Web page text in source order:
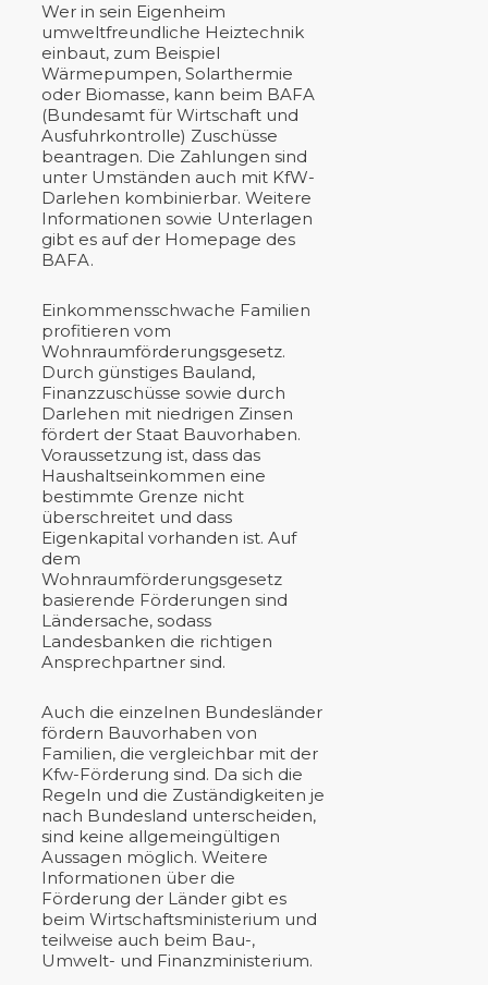
Wer in sein Eigenheim
umweltfreundliche Heiztechnik
einbaut, zum Beispiel
Wärmepumpen, Solarthermie
oder Biomasse, kann beim BAFA
(Bundesamt für Wirtschaft und
Ausfuhrkontrolle) Zuschüsse
beantragen. Die Zahlungen sind
unter Umständen auch mit KfW-
Darlehen kombinierbar. Weitere
Informationen sowie Unterlagen
gibt es auf der Homepage des
BAFA.
Einkommensschwache Familien
profitieren vom
Wohnraumförderungsgesetz.
Durch günstiges Bauland,
Finanzzuschüsse sowie durch
Darlehen mit niedrigen Zinsen
fördert der Staat Bauvorhaben.
Voraussetzung ist, dass das
Haushaltseinkommen eine
bestimmte Grenze nicht
überschreitet und dass
Eigenkapital vorhanden ist. Auf
dem
Wohnraumförderungsgesetz
basierende Förderungen sind
Ländersache, sodass
Landesbanken die richtigen
Ansprechpartner sind.
Auch die einzelnen Bundesländer
fördern Bauvorhaben von
Familien, die vergleichbar mit der
Kfw-Förderung sind. Da sich die
Regeln und die Zuständigkeiten je
nach Bundesland unterscheiden,
sind keine allgemeingültigen
Aussagen möglich. Weitere
Informationen über die
Förderung der Länder gibt es
beim Wirtschaftsministerium und
teilweise auch beim Bau-,
Umwelt- und Finanzministerium.